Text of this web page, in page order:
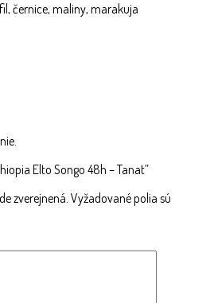
černice, maliny, marakuja
Elto Songo 48h – Tanat”
zverejnená. Vyžadované polia sú